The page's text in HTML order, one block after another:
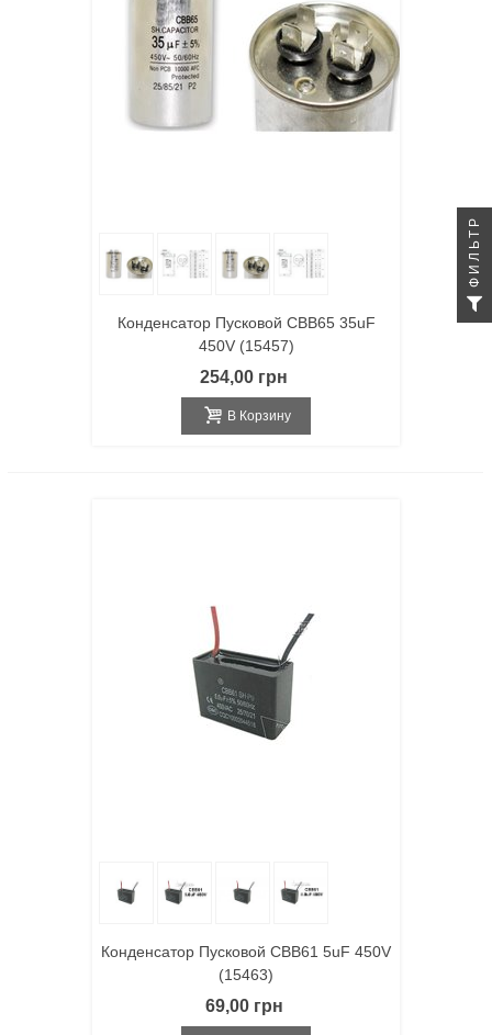
Конденсатор Пусковой CBB65 35uF
450V (15457)
254,00 грн
В Корзину
Конденсатор Пусковой CBB61 5uF 450V
(15463)
69,00 грн
ФИЛЬТР